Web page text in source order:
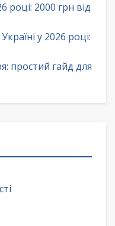
році: 2000 грн від
у 2026 році:
простий гайд для